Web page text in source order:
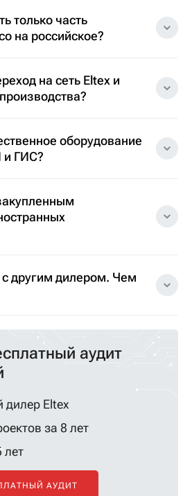
только часть
на российское?
на сеть Eltex и
оборудование
и ГИС?
другим дилером. Чем
аудит
Eltex
за 8 лет
лет
АУДИТ